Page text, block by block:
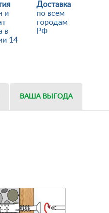
и
в
14
Доставка
по всем
городам
РФ
ВАША ВЫГОДА